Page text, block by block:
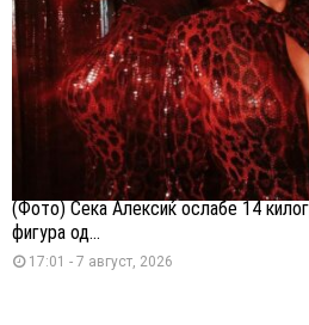
(Фото) Сека Алексиќ ослабе 14
фигура од...
17:01 - 7 август, 2026